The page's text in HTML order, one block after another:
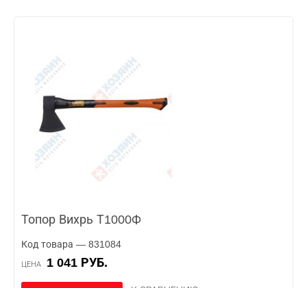
Топор Вихрь Т1000Ф
Код товара — 831084
ЦЕНА 1 041 РУБ.